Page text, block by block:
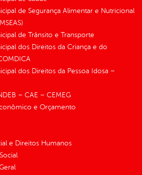
de Segurança Alimentar e Nutricional
de Trânsito e Transporte
dos Direitos da Criança e do
dos Direitos da Pessoa Idosa –
– CAE – CEMEG
e Orçamento
e Direitos Humanos